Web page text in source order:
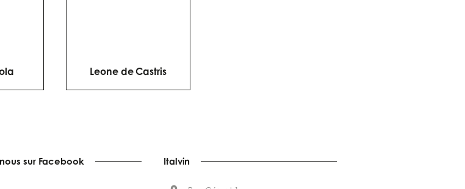
Leone de Castris
sur Facebook Italvin